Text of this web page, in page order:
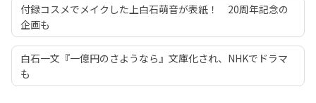
付録コスメでメイクした上白石萌音が表紙！ 20周年記念の
企画も
白石一文『一億円のさようなら』文庫化され、NHKでドラマ
も